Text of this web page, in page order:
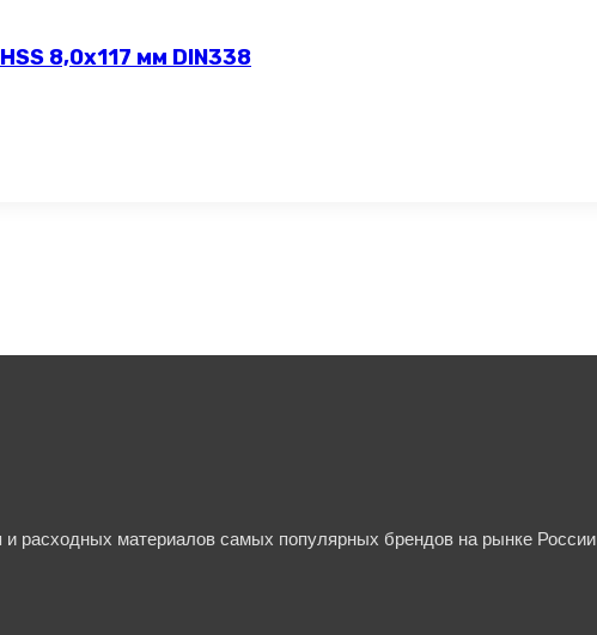
8,0х117 мм DIN338
и расходных материалов самых популярных брендов на рынке России